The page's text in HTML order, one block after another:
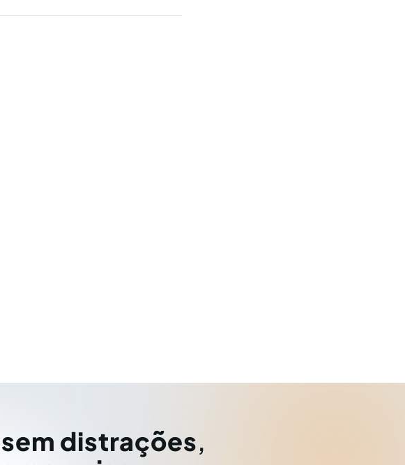
sem distrações,